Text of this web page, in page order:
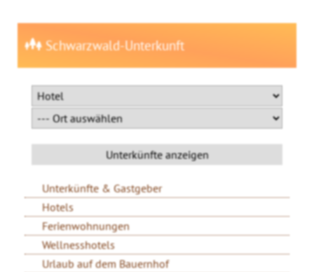
Schwarzwald-Unterkunft
Unterkünfte & Gastgeber
Hotels
Ferienwohnungen
Wellnesshotels
Urlaub auf dem Bauernhof